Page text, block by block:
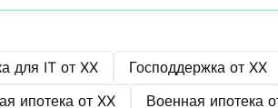
для IT от XX Господдержка от XX
ипотека от XX Военная ипотека